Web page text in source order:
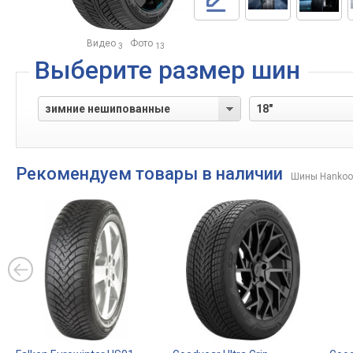
Видео 3 Фото 13
Выберите размер шин
Рекомендуем товары в наличии Шины